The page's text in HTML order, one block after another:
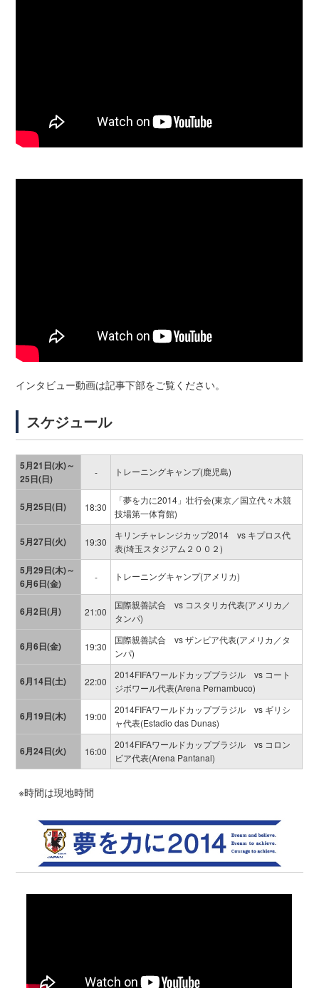
インタビュー動画は記事下部をご覧ください。
スケジュール
5月21日(水)～
25日(日)
- トレーニングキャンプ(鹿児島)
5月25日(日) 18:30
「夢を力に2014」壮行会(東京／国立代々木競
技場第一体育館)
5月27日(火) 19:30
キリンチャレンジカップ2014 vs キプロス代
表(埼玉スタジアム２００２)
5月29日(木)～
6月6日(金)
- トレーニングキャンプ(アメリカ)
6月2日(月) 21:00
国際親善試合 vs コスタリカ代表(アメリカ／
タンパ)
6月6日(金) 19:30
国際親善試合 vs ザンビア代表(アメリカ／タ
ンパ)
6月14日(土) 22:00
2014FIFAワールドカップブラジル vs コート
ジボワール代表(Arena Pernambuco)
6月19日(木) 19:00
2014FIFAワールドカップブラジル vs ギリシ
ャ代表(Estadio das Dunas)
6月24日(火) 16:00
2014FIFAワールドカップブラジル vs コロン
ビア代表(Arena Pantanal)
※時間は現地時間